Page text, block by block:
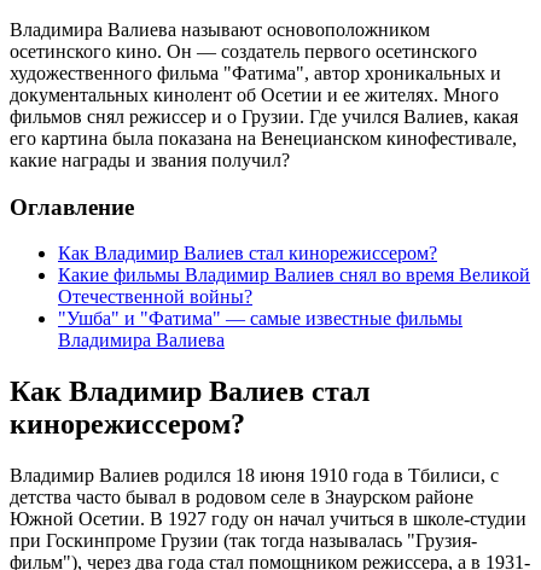
Владимира Валиева называют основоположником
осетинского кино. Он — создатель первого осетинского
художественного фильма "Фатима", автор хроникальных и
документальных кинолент об Осетии и ее жителях. Много
фильмов снял режиссер и о Грузии. Где учился Валиев, какая
его картина была показана на Венецианском кинофестивале,
какие награды и звания получил?
Оглавление
Как Владимир Валиев стал кинорежиссером?
Какие фильмы Владимир Валиев снял во время Великой
Отечественной войны?
"Ушба" и "Фатима" — самые известные фильмы
Владимира Валиева
Как Владимир Валиев стал
кинорежиссером?
Владимир Валиев родился 18 июня 1910 года в Тбилиси, с
детства часто бывал в родовом селе в Знаурском районе
Южной Осетии. В 1927 году он начал учиться в школе-студии
при Госкинпроме Грузии (так тогда называлась "Грузия-
фильм"), через два года стал помощником режиссера, а в 1931-